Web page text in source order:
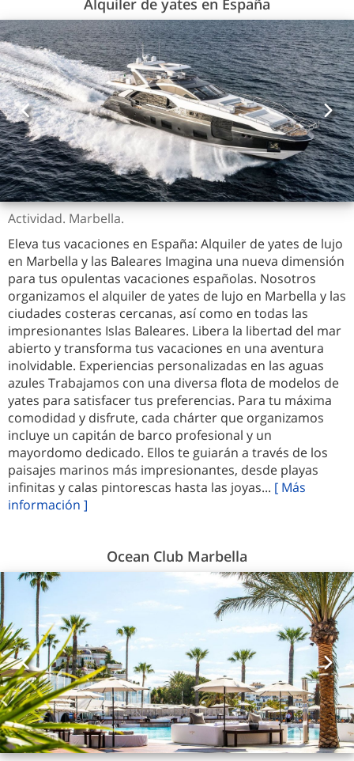
Alquiler de yates en España
Actividad. Marbella.
Eleva tus vacaciones en España: Alquiler de yates de lujo
en Marbella y las Baleares Imagina una nueva dimensión
para tus opulentas vacaciones españolas. Nosotros
organizamos el alquiler de yates de lujo en Marbella y las
ciudades costeras cercanas, así como en todas las
impresionantes Islas Baleares. Libera la libertad del mar
abierto y transforma tus vacaciones en una aventura
inolvidable. Experiencias personalizadas en las aguas
azules Trabajamos con una diversa flota de modelos de
yates para satisfacer tus preferencias. Para tu máxima
comodidad y disfrute, cada chárter que organizamos
incluye un capitán de barco profesional y un
mayordomo dedicado. Ellos te guiarán a través de los
paisajes marinos más impresionantes, desde playas
infinitas y calas pintorescas hasta las joyas... [ Más
información ]
Ocean Club Marbella